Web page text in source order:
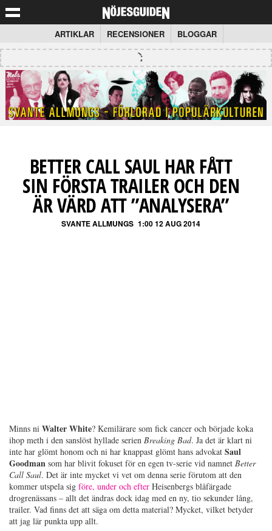
ARTIKLAR RECENSIONER BLOGGAR
BETTER CALL SAUL HAR FÅTT
SIN FÖRSTA TRAILER OCH DEN
ÄR VÄRD ATT ”ANALYSERA”
SVANTE ALLMUNGS 1:00 12 AUG 2014
Minns ni Walter White? Kemilärare som fick cancer och började koka
ihop meth i den sanslöst hyllade serien Breaking Bad. Ja det är klart ni
inte har glömt honom och ni har knappast glömt hans advokat Saul
Goodman som har blivit fokuset för en egen tv-serie vid namnet Better
Call Saul. Det är inte mycket vi vet om denna serie förutom att den
kommer utspela sig före, under och efter Heisenbergs blåfärgade
drogrenässans – allt det ändras dock idag med en ny, tio sekunder lång,
trailer. Vad finns det att säga om detta material? Mycket, vilket betyder
att jag lär punkta upp allt.